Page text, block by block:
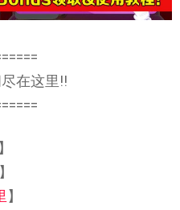
在这里!!
】
】
】